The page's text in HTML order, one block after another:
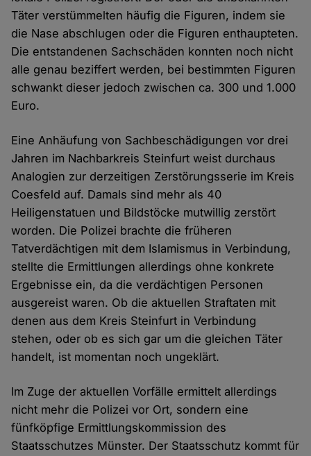
Täter verstümmelten häufig die Figuren, indem sie
die Nase abschlugen oder die Figuren enthaupteten.
Die entstandenen Sachschäden konnten noch nicht
alle genau beziffert werden, bei bestimmten Figuren
schwankt dieser jedoch zwischen ca. 300 und 1.000
Euro.
Eine Anhäufung von Sachbeschädigungen vor drei
Jahren im Nachbarkreis Steinfurt weist durchaus
Analogien zur derzeitigen Zerstörungsserie im Kreis
Coesfeld auf. Damals sind mehr als 40
Heiligenstatuen und Bildstöcke mutwillig zerstört
worden. Die Polizei brachte die früheren
Tatverdächtigen mit dem Islamismus in Verbindung,
stellte die Ermittlungen allerdings ohne konkrete
Ergebnisse ein, da die verdächtigen Personen
ausgereist waren. Ob die aktuellen Straftaten mit
denen aus dem Kreis Steinfurt in Verbindung
stehen, oder ob es sich gar um die gleichen Täter
handelt, ist momentan noch ungeklärt.
Im Zuge der aktuellen Vorfälle ermittelt allerdings
nicht mehr die Polizei vor Ort, sondern eine
fünfköpfige Ermittlungskommission des
Staatsschutzes Münster. Der Staatsschutz kommt für